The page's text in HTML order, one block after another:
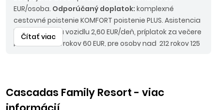
EUR/osoba. Odporúčaný doplatok: komplexné
cestovné poistenie KOMFORT poistenie PLUS. Asistencia
k motorovému vozidlu 2,60 EUR/deň, príplatok za večere
pre osoby 7-12 rokov 60 EUR, pre osoby nad 212 rokov 125
EUR.Ostatné príplatky: trezor na recepcii 2,50 EUR/deň
(platba na mieste), parkovanie 5,5 EUR/deň.
Čítať viac
Cascadas Family Resort - viac